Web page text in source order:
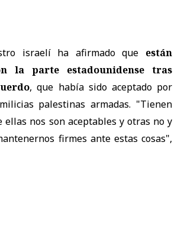
israelí ha afirmado que están
la parte estadounidense tras
, que había sido aceptado por
palestinas armadas. "Tienen
ellas nos son aceptables y otras no y
firmes ante estas cosas",